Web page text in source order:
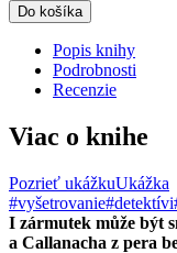
Do košíka
Popis knihy
Podrobnosti
Recenzie
Viac o knihe
Pozrieť ukážkuUkážka
#vyšetrovanie#detektívi
I zármutek může být
a Callanacha z pera